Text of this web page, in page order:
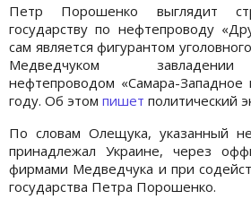
Петр Порошенко выглядит
государству по нефтепроводу
сам является фигурантом
Медведчуком завладении
нефтепроводом «Самара-Западное
году. Об этом пишет политический
По словам Олещука, указанный
принадлежал Украине, через
фирмами Медведчука и при
государства Петра Порошенко.